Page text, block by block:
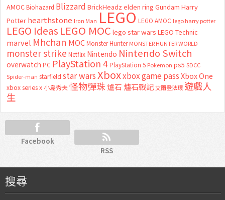
AMOC Biohazard Blizzard BrickHeadz elden ring Gundam Harry
Potter hearthstone Iron Man LEGO LEGO AMOC lego harry potter
LEGO Ideas LEGO MOC lego star wars LEGO Technic
marvel Mhchan MOC Monster Hunter MONSTER HUNTER WORLD
monster strike Netflix Nintendo Nintendo Switch
overwatch PC PlayStation 4 PlayStation 5 Pokemon ps5 SDCC
Spider-man starfield star warsXboxxbox game passXbox One
xbox series x 小島秀夫怪物彈珠 爐石 爐石戰記艾爾登法環 遊戲人
生
Facebook
RSS
搜尋